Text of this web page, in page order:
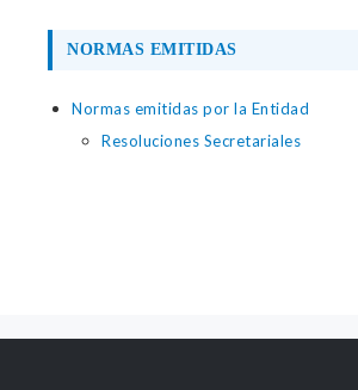
NORMAS EMITIDAS
Normas emitidas por la Entidad
Resoluciones Secretariales